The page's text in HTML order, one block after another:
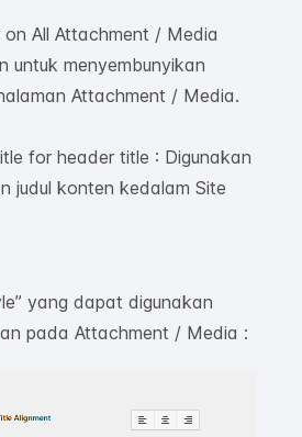
on All Attachment / Media
untuk menyembunyikan
Attachment / Media.
for header title : Digunakan
judul konten kedalam Site
yang dapat digunakan
pada Attachment / Media :